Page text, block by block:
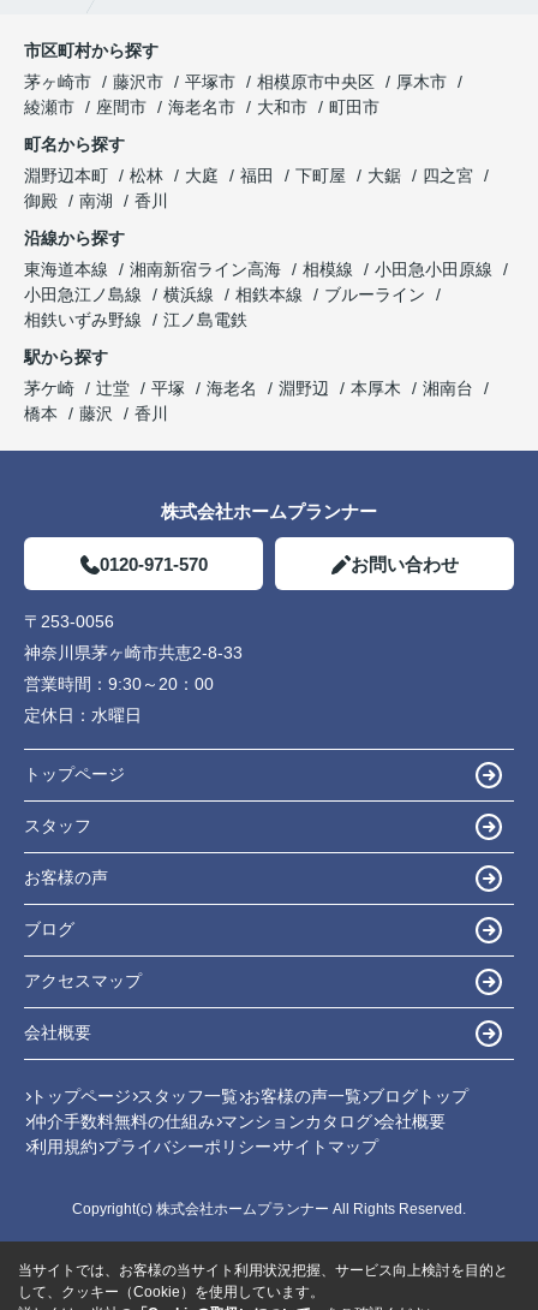
市区町村から探す
茅ヶ崎市
藤沢市 平塚市 相模原市中央区
厚木市
綾瀬市
座間市 海老名市 大和市
町田市
町名から探す
淵野辺本町
松林 大庭 福田 下町屋 大鋸
四之宮
御殿
南湖
香川
沿線から探す
東海道本線
湘南新宿ライン高海 相模線
小田急小田原線
小田急江ノ島線
横浜線 相鉄本線
ブルーライン
相鉄いずみ野線
江ノ島電鉄
駅から探す
茅ケ崎
辻堂 平塚 海老名 淵野辺 本厚木
湘南台
橋本
藤沢 香川
株式会社ホームプランナー
0120-971-570 お問い合わせ
〒253-0056
神奈川県茅ヶ崎市共恵2-8-33
営業時間： 9:30～20：00
定休日： 水曜日
トップページ
スタッフ
お客様の声
ブログ
アクセスマップ
会社概要
トップページ スタッフ一覧 お客様の声一覧 ブログトップ
仲介手数料無料の仕組み マンションカタログ 会社概要
利用規約 プライバシーポリシー サイトマップ
Copyright(c) 株式会社ホームプランナー All Rights Reserved.
当サイトでは、お客様の当サイト利用状況把握、サービス向上検討を目的と
して、クッキー（Cookie）を使用しています。